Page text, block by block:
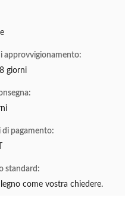
approvvigionamento:
giorni
di pagamento:
standard:
come vostra chiedere.